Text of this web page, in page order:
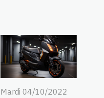
Mardi 04/10/2022